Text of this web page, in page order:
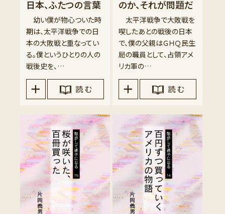
日本、ふたつの言葉
幼い僕が物心ついた時
期は、太平洋戦争での日
本の大敗戦と重なってい
る。僕というひとりの人の
戦後史を、…
読 む
のか、それが問題だ
太平洋戦争で大敗戦を
喫したあとの戦後の日本
で、僕の父親はＧＨＱ民生
局の職員として、占領アメ
リカ軍の…
読 む